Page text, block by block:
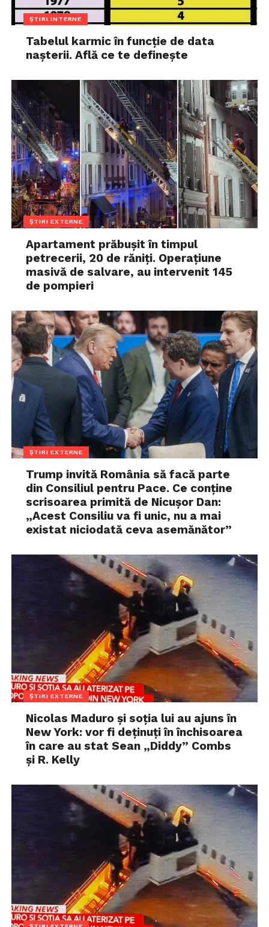
ȘTIRI INTERNE
Tabelul karmic în funcție de data
nașterii. Află ce te definește
ȘTIRI EXTERNE
Apartament prăbușit în timpul
petrecerii, 20 de răniți. Operațiune
masivă de salvare, au intervenit 145
de pompieri
ȘTIRI EXTERNE
Trump invită România să facă parte
din Consiliul pentru Pace. Ce conține
scrisoarea primită de Nicușor Dan:
„Acest Consiliu va fi unic, nu a mai
existat niciodată ceva asemănător”
ȘTIRI EXTERNE
Nicolas Maduro și soția lui au ajuns în
New York: vor fi deținuți în închisoarea
în care au stat Sean „Diddy” Combs
și R. Kelly